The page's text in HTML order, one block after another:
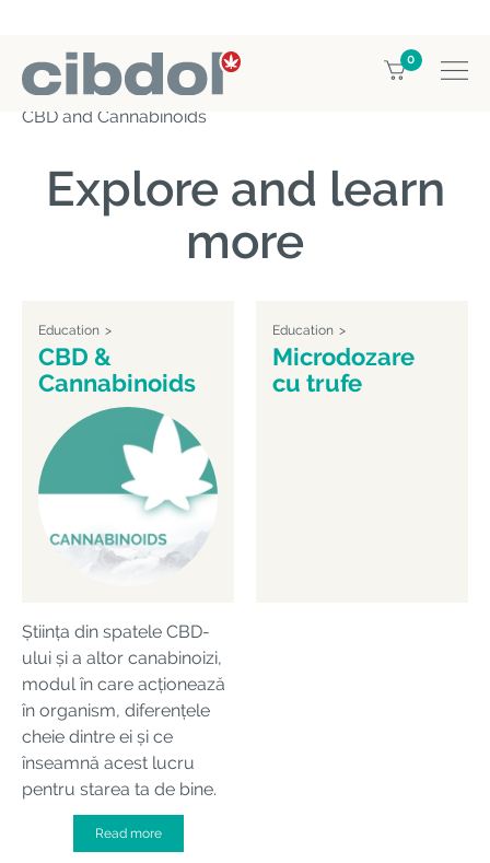
0
Home Education
CBD & Cannabinoids
CBD and Cannabinoids
Explore and learn
more
Education
CBD &
Cannabinoids
Știința din spatele CBD-
ului și a altor canabinoizi,
modul în care acționează
în organism, diferențele
cheie dintre ei și ce
înseamnă acest lucru
pentru starea ta de bine.
Read more
Education
Microdozare
cu trufe